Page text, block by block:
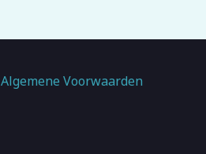
Algemene Voorwaarden